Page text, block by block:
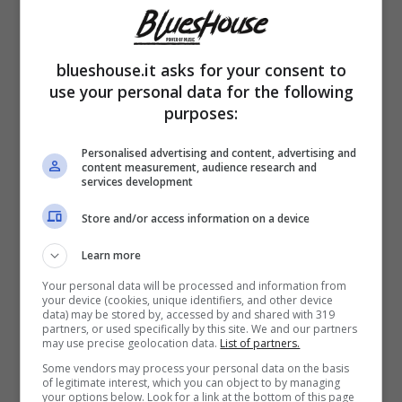
Claudio Amendola è stato ospite diSilvia
Toffanina ”Verissimo
ottobre e nel corso dell’intervista si è lasciato
andare ad una frase che ha lasciato increduli
tutti i fans.
Il protagonista in collegamento da Roma se
n’è uscito con la frase:“Belli i Cesaroni eh?
blueshouse.it asks for your consent to
use your personal data for the following
purposes:
Personalised advertising and content, advertising and
content measurement, audience research and
services development
Store and/or access information on a device
Learn more
Your personal data will be processed and information from
your device (cookies, unique identifiers, and other device
data) may be stored by, accessed by and shared with 319
partners, or used specifically by this site. We and our partners
may use precise geolocation data. List of partners.
Some vendors may process your personal data on the basis
of legitimate interest, which you can object to by managing
your options below. Look for a link at the bottom of this page